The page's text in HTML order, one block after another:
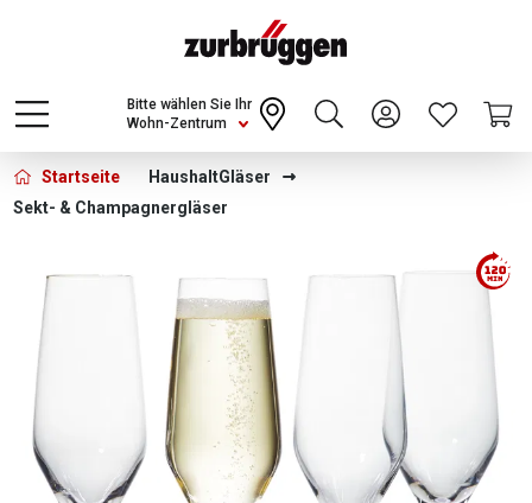
Choose a different country or region to see
content for your location and shop online
CONTINUE
Wohn-Zentrum
Bitte wählen Sie Ihr
Startseite HaushaltGläser
Sekt- & Champagnergläser